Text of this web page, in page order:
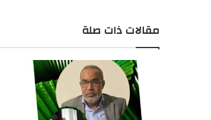
مقالات ذات صلة